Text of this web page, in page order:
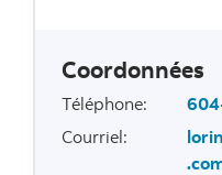
Coordonnées
Téléphone:
Courriel: